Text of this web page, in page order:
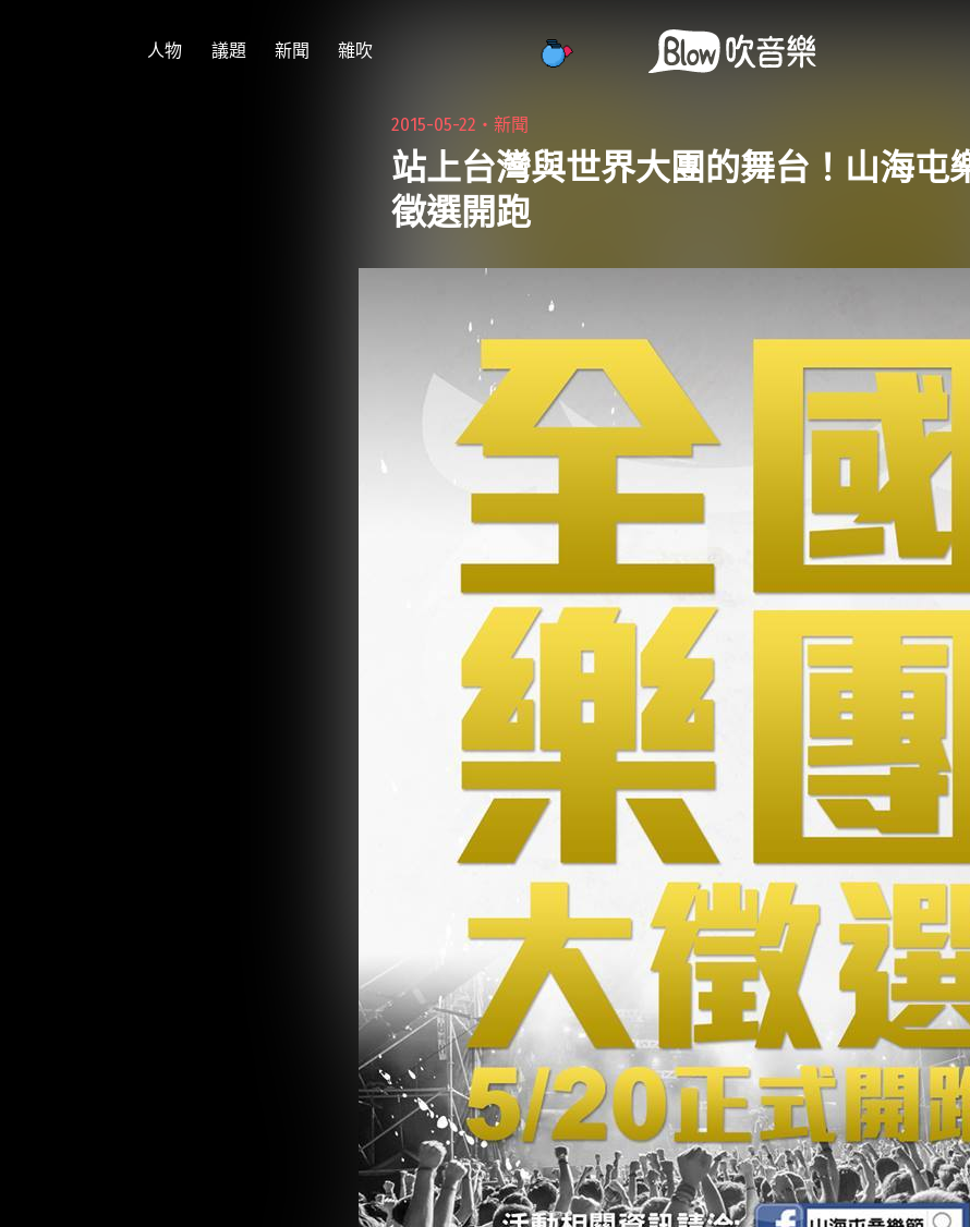
人物 議題 新聞 雜吹
2015-05-22・新聞
站上台灣與世界大團的舞台！山海屯
徵選開跑